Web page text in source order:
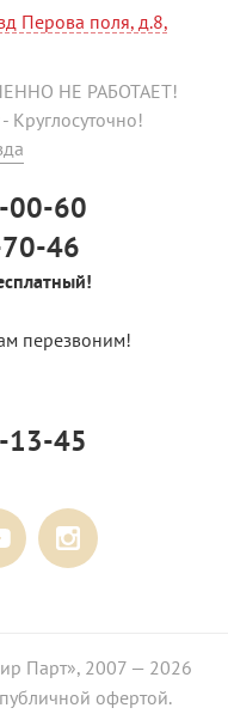
Перова поля, д.8,
НЕ РАБОТАЕТ!
Круглосуточно!
00-60
46
перезвоним!
13-45
Парт», 2007 — 2026
офертой.